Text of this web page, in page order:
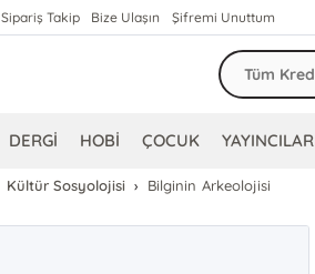
Sipariş Takip Bize Ulaşın Şifremi Unuttum
DERGİ HOBİ ÇOCUK YAYINCILAR
Kültür Sosyolojisi Bilginin Arkeolojisi